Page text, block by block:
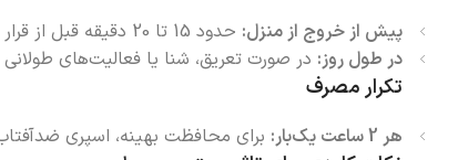
پیش از خروج از منزل: حدود 15 تا 20 دقیقه قبل از قرار گرفتن در معرض آفتاب استفاده کنید تا مواد ضدآفتاب جذب پوست شوند.
در طول روز: در صورت تعریق، شنا یا فعالیت‌های
تکرار مصرف
هر 2 ساعت یک‌بار: برای محافظت بهینه، اسپری